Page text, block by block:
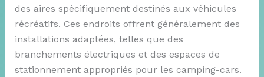
des aires spécifiquement destinés aux véhicules
récréatifs. Ces endroits offrent généralement des
installations adaptées, telles que des
branchements électriques et des espaces de
stationnement appropriés pour les camping-cars.